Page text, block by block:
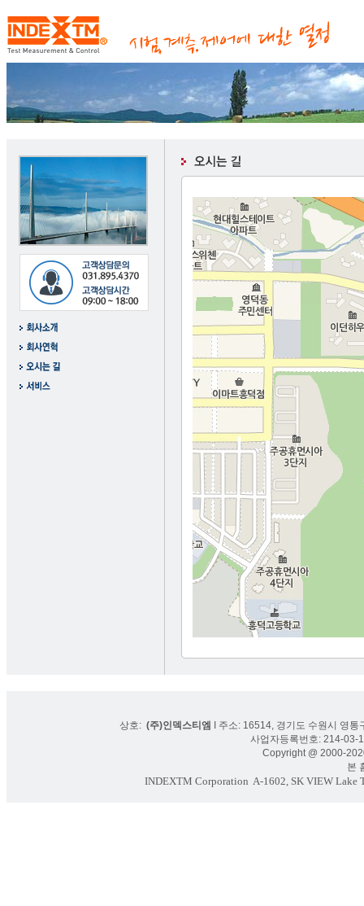
상호: (주)인덱스티엠
I 주소: 16514, 경기도 수원시 영
사업자등록번호: 214-
Copyright @ 2000-
본 홈
INDEXTM Corporation A-1602, SK VIEW Lake